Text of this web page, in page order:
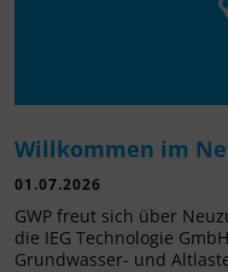
Willkommen im
01.07.2026
GWP freut sich über
die IEG Technologie
Grundwasser- und